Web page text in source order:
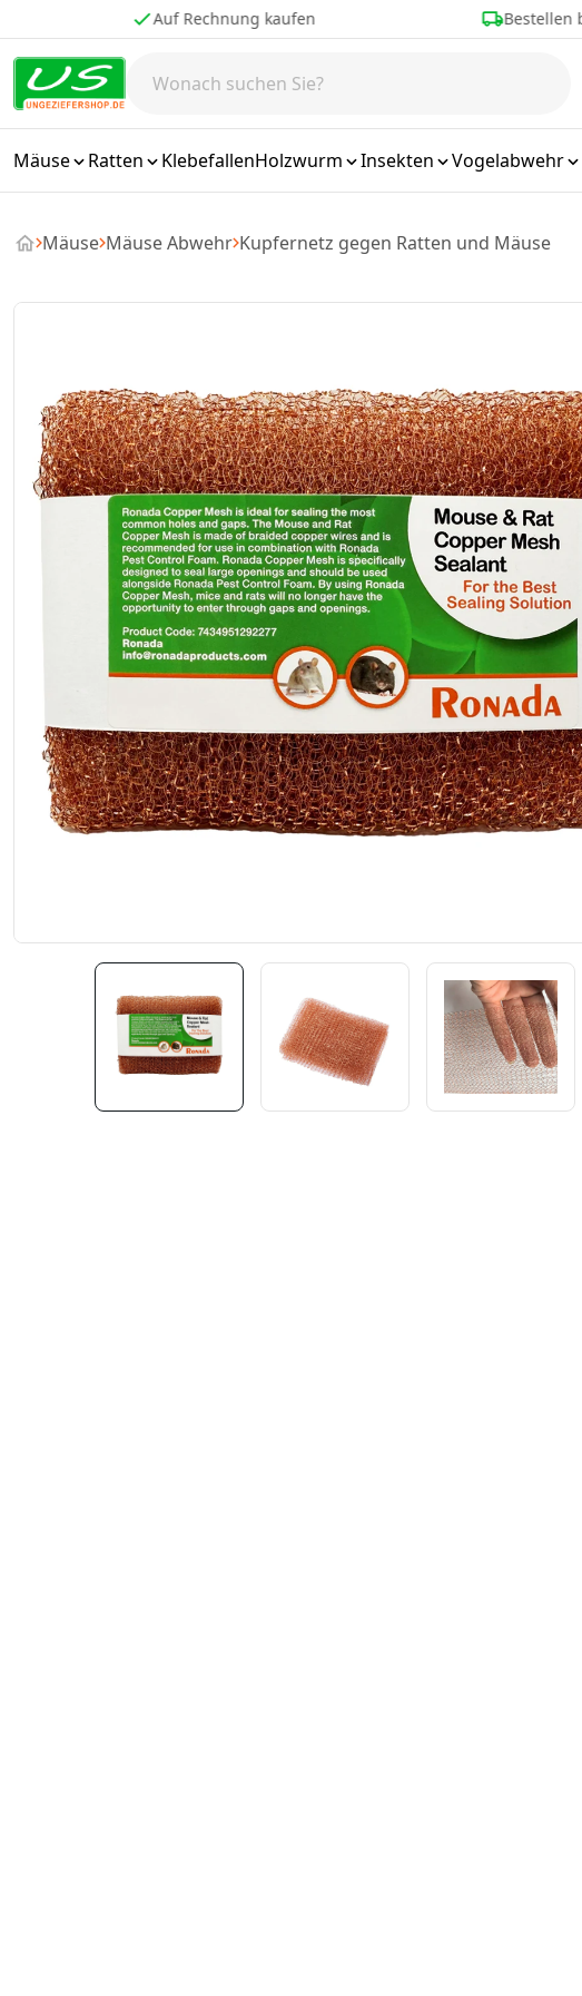
Zum Inhalt springen
Auf Rechnung kaufen Bestellen bis 16:00,
Mäuse Ratten KlebefallenHolzwurm Insekten Vogelabwehr
Mäuse Mäuse Abwehr Kupfernetz gegen Ratten und Mäuse